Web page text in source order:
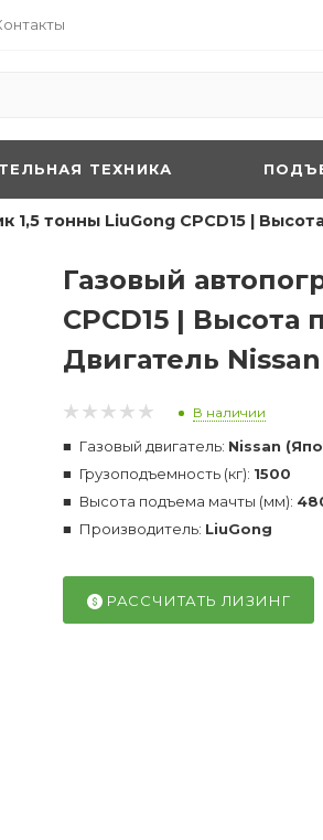
ТЕХНИКА
1,5 тонны LiuGong CPCD15 |
Газовый
CPCD15 |
Двигатель
В наличии
Газовый двигатель: Nissan
Грузоподъемность (кг): 1500
Высота подъема мачты (мм):
Производитель: LiuGong
РАССЧИТАТЬ ЛИЗИНГ